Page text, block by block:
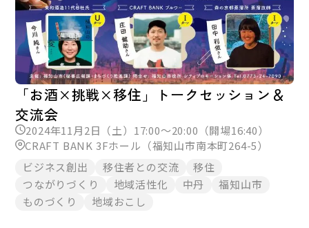
「お酒×挑戦×移住」トークセッション＆
交流会
2024年11月2日（土）17:00～20:00（開場16:40）
CRAFT BANK 3Fホール（福知山市南本町264-5）
ビジネス創出
移住者との交流
移住
つながりづくり
地域活性化 中丹
福知山市
ものづくり
地域おこし